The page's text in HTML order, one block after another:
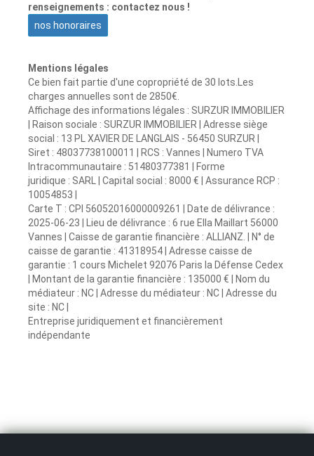
renseignements : contactez nous !
nos honoraires
Mentions légales
Ce bien fait partie d'une copropriété de 30 lots.Les
charges annuelles sont de 2850€.
Affichage des informations légales : SURZUR IMMOBILIER
| Raison sociale : SURZUR IMMOBILIER | Adresse siège
social : 13 PL XAVIER DE LANGLAIS - 56450 SURZUR |
Siret : 48037738100011 | RCS : Vannes | Numero TVA
Intracommunautaire : 51480377381 | Forme
juridique : SARL | Capital social : 8000 € | Assurance RCP :
10054853 |
Carte T : CPI 56052016000009261 | Date de délivrance :
2025-06-23 | Lieu de délivrance : 6 rue Ella Maillart 56000
Vannes | Caisse de garantie financière : ALLIANZ. | N° de
caisse de garantie : 41318954 | Adresse caisse de
garantie : 1 cours Michelet 92076 Paris la Défense Cedex
| Montant de la garantie financière : 135000 € | Nom du
médiateur : NC | Adresse du médiateur : NC | Adresse du
site : NC |
Entreprise juridiquement et financièrement
indépendante